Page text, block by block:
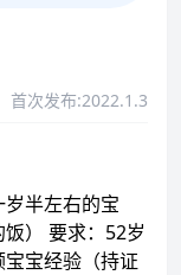
首次发布:2022.1.3
半左右的宝
） 要求：52岁
宝经验（持证